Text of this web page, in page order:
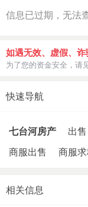
信息已过期，无法
如遇无效、虚假、
为了您的资金安全，请
快速导航
七台河房产 出售
商服出售
商服
相关信息